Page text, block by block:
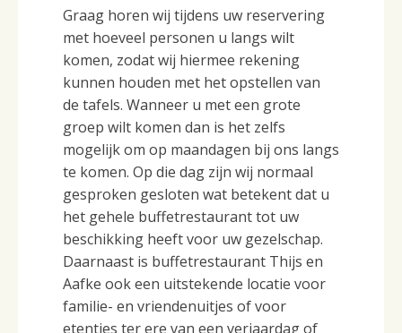
Graag horen wij tijdens uw reservering
met hoeveel personen u langs wilt
komen, zodat wij hiermee rekening
kunnen houden met het opstellen van
de tafels. Wanneer u met een grote
groep wilt komen dan is het zelfs
mogelijk om op maandagen bij ons langs
te komen. Op die dag zijn wij normaal
gesproken gesloten wat betekent dat u
het gehele buffetrestaurant tot uw
beschikking heeft voor uw gezelschap.
Daarnaast is buffetrestaurant Thijs en
Aafke ook een uitstekende locatie voor
familie- en vriendenuitjes of voor
etentjes ter ere van een verjaardag of